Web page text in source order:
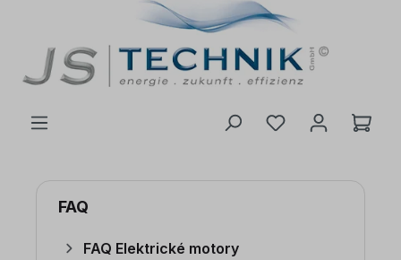
FAQ
FAQ Elektrické motory